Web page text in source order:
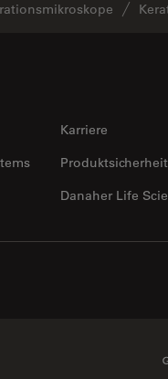
Karriere
Produktsicherheit
Danaher Life